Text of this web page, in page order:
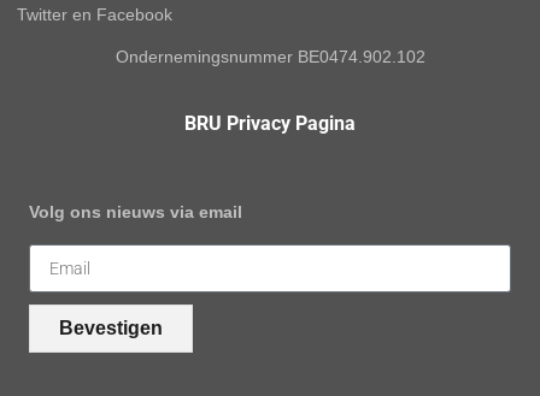
Twitter en Facebook
Ondernemingsnummer BE0474.902.102
BRU Privacy Pagina
Volg ons nieuws via email
Bevestigen